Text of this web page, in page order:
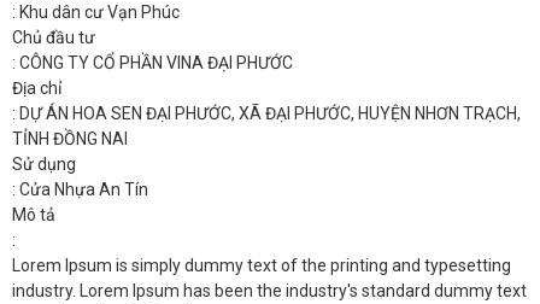
: Khu dân cư Vạn Phúc
Chủ đầu tư
: CÔNG TY CỔ PHẦN VINA ĐẠI PHƯỚC
Địa chỉ
: DỰ ÁN HOA SEN ĐẠI PHƯỚC, XÃ ĐẠI PHƯỚC, HUYỆN NHƠN TRẠCH,
TỈNH ĐỒNG NAI
Sử dụng
: Cửa Nhựa An Tín
Mô tả
:
Lorem Ipsum is simply dummy text of the printing and typesetting
industry. Lorem Ipsum has been the industry's standard dummy text